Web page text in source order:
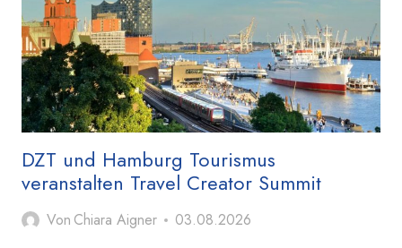
MEETING
NACH
LINDAU
DZT und Hamburg Tourismus
veranstalten Travel Creator Summit
Von Chiara Aigner 03.08.2026